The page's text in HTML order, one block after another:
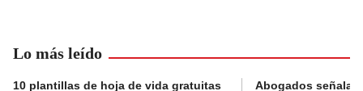
Lo más leído
10 plantillas de hoja de vida gratuitas
Abogados